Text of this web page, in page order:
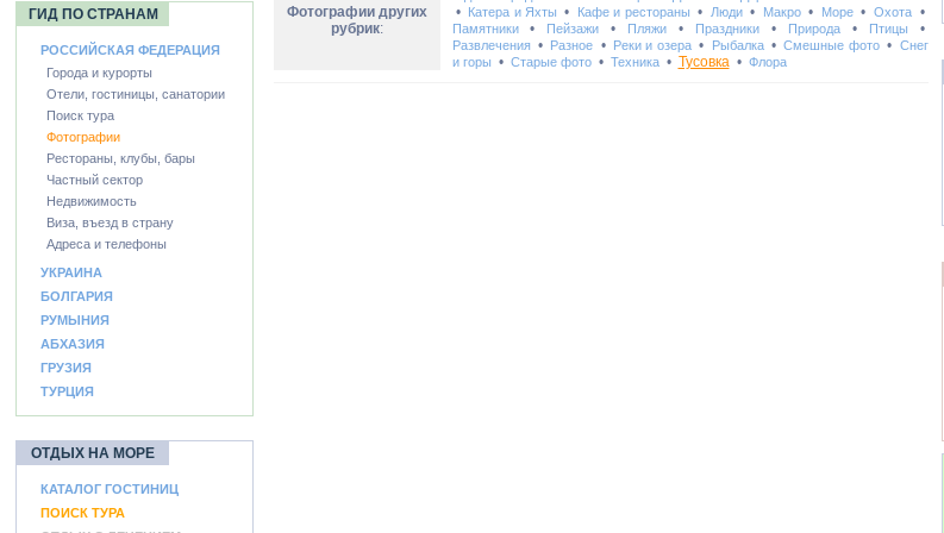
ГИД ПО СТРАНАМ
РОССИЙСКАЯ ФЕДЕРАЦИЯ
Города и курорты
Отели, гостиницы, санатории
Поиск тура
Фотографии
Рестораны, клубы, бары
Частный сектор
Недвижимость
Виза, въезд в страну
Адреса и телефоны
УКРАИНА
БОЛГАРИЯ
РУМЫНИЯ
АБХАЗИЯ
ГРУЗИЯ
ТУРЦИЯ
ОТДЫХ НА МОРЕ
КАТАЛОГ ГОСТИНИЦ
ПОИСК ТУРА
Фотографии других
рубрик:
• Катера и Яхты • Кафе и рестораны • Люди• Макро• Море• Охота •
Памятники• Пейзажи • Пляжи • Праздники• Природа• Птицы •
Развлечения• Разное • Реки и озера• Рыбалка•Смешные фото• Снег
и горы • Старые фото• Техника• Тусовка• Флора